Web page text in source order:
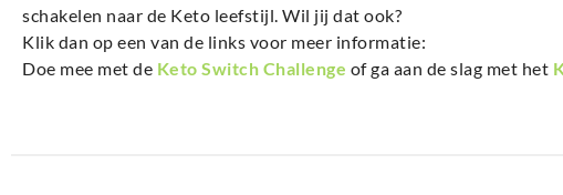
schakelen naar de Keto leefstijl. Wil jij dat ook?
Klik dan op een van de links voor meer informatie:
Doe mee met de Keto Switch Challenge of ga aan de slag met het